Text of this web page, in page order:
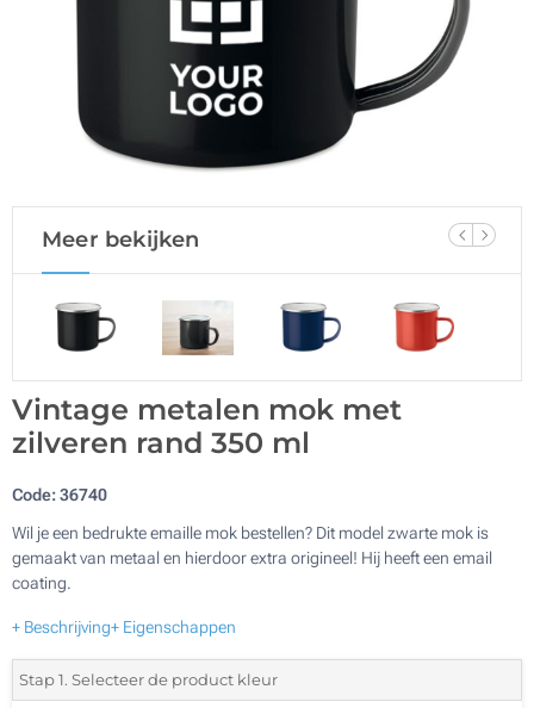
Meer bekijken
Vintage metalen mok met
zilveren rand 350 ml
Code:36740
Wil je een bedrukte emaille mok bestellen? Dit model zwarte mok is
gemaakt van metaal en hierdoor extra origineel! Hij heeft een email
coating.
+ Beschrijving+ Eigenschappen
Stap 1. Selecteer de product kleur